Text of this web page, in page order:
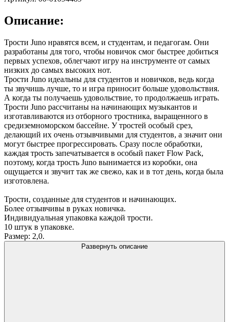
Описание:
Трости Juno нравятся всем, и студентам, и педагогам. Они
разработаны для того, чтобы новичок смог быстрее добиться
первых успехов, облегчают игру на инструменте от самых
низких до самых высоких нот.
Трости Juno идеальны для студентов и новичков, ведь когда
ты звучишь лучше, то и игра приносит больше удовольствия.
А когда ты получаешь удовольствие, то продолжаешь играть.
Трости Juno рассчитаны на начинающих музыкантов и
изготавливаются из отборного тростника, выращенного в
средиземноморском бассейне. У тростей особый срез,
делающий их очень отзывчивыми для студентов, а значит они
могут быстрее прогрессировать. Сразу после обработки,
каждая трость запечатывается в особый пакет Flow Pack,
поэтому, когда трость Juno вынимается из коробки, она
ощущается и звучит так же свежо, как и в тот день, когда была
изготовлена.
Трости, созданные для студентов и начинающих.
Более отзывчивы в руках новичка.
Индивидуальная упаковка каждой трости.
10 штук в упаковке.
Размер: 2,0.
Развернуть описание